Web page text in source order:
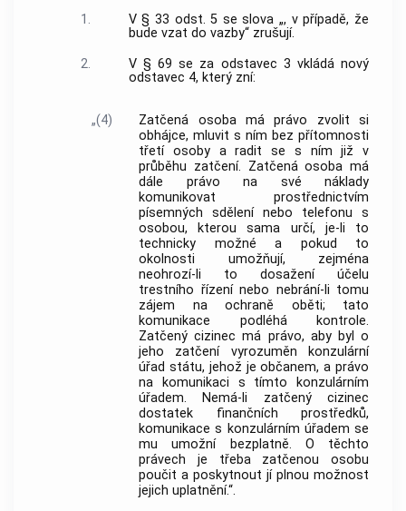
1.
V § 33 odst. 5 se slova „, v případě, že
bude vzat do vazby“ zrušují.
2.
V § 69 se za odstavec 3 vkládá nový
odstavec 4, který zní:
„(4)
Zatčená osoba má právo zvolit si
obhájce, mluvit s ním bez přítomnosti
třetí osoby a radit se s ním již v
průběhu zatčení. Zatčená osoba má
dále právo na své náklady
komunikovat prostřednictvím
písemných sdělení nebo telefonu s
osobou, kterou sama určí, je-li to
technicky možné a pokud to
okolnosti umožňují, zejména
neohrozí-li to dosažení účelu
trestního řízení nebo nebrání-li tomu
zájem na ochraně oběti; tato
komunikace podléhá kontrole.
Zatčený cizinec má právo, aby byl o
jeho zatčení vyrozuměn konzulární
úřad státu, jehož je občanem, a právo
na komunikaci s tímto konzulárním
úřadem. Nemá-li zatčený cizinec
dostatek finančních prostředků,
komunikace s konzulárním úřadem se
mu umožní bezplatně. O těchto
právech je třeba zatčenou osobu
poučit a poskytnout jí plnou možnost
jejich uplatnění.“.